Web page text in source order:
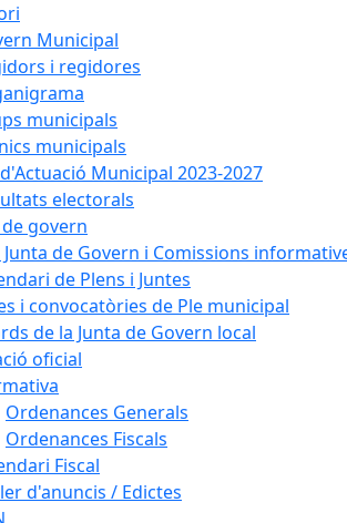
Municipal
i regidores
municipals
municipals
Municipal 2023-2027
electorals
govern
Junta de Govern i Comissions
de Plens i Juntes
i convocatòries de Ple municipal
de la Junta de Govern local
oficial
Ordenances Generals
Ordenances Fiscals
Fiscal
d'anuncis / Edictes